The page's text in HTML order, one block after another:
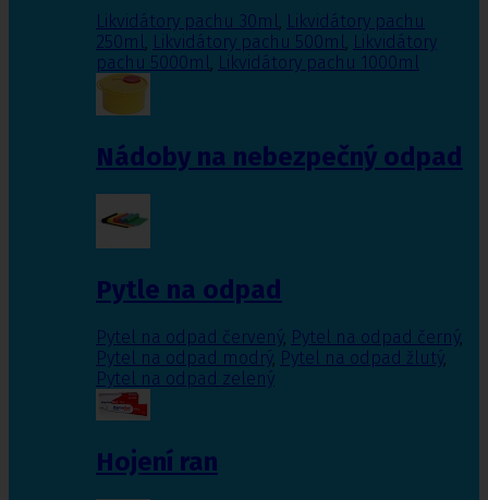
Likvidátory pachu 30ml, Likvidátory pachu
250ml, Likvidátory pachu 500ml, Likvidátory
pachu 5000ml, Likvidátory pachu 1000ml
Nádoby na nebezpečný odpad
Pytle na odpad
Pytel na odpad červený, Pytel na odpad černý,
Pytel na odpad modrý, Pytel na odpad žlutý,
Pytel na odpad zelený
Hojení ran